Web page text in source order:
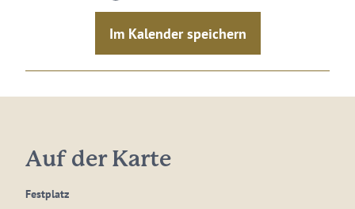
Im Kalender speichern
Auf der Karte
Festplatz